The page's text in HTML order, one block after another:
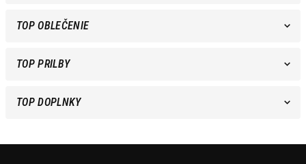
TOP OBLEČENIE
TOP PRILBY
TOP DOPLNKY